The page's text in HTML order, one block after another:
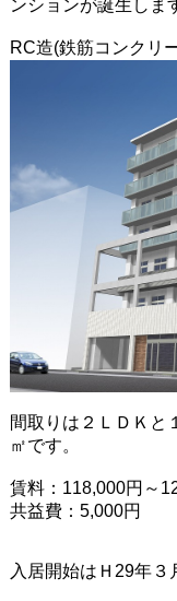
ンションが誕生しま
RC造(鉄筋コンクリ
間取りは２ＬＤＫと
㎡です。
賃料：118,000円～
共益費：5,000円
入居開始はＨ29年３